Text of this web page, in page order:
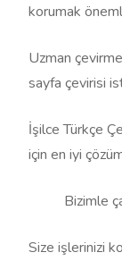
korumak
Uzman
sayfa çevirisi
İşilce Türkçe
için en iyi
Bizimle
Size işlerinizi